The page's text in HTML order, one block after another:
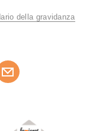
della gravidanza